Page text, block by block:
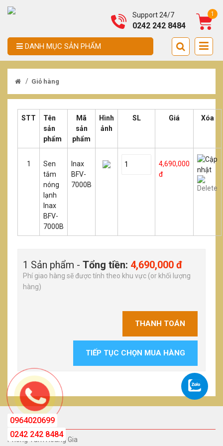
Support 24/7
0242 242 8484
1
DANH MỤC SẢN PHẨM
/ Giỏ hàng
STT
Tên
sản
phẩm
Mã
sản
phẩm
Hình
ảnh
SL Giá Xóa
1
Sen
tắm
nóng
lạnh
Inax
BFV-
7000B
Inax
BFV-
7000B
4,690,000
đ
1 Sản phẩm - Tổng tiền: 4,690,000 đ
Phí giao hàng sẽ được tính theo khu vực (or khối lượng
hàng)
THANH TOÁN
TIẾP TỤC CHỌN MUA HÀNG
FACEBOOK
Phòng Tắm Hoàng Gia
0964020699
0242 242 8484